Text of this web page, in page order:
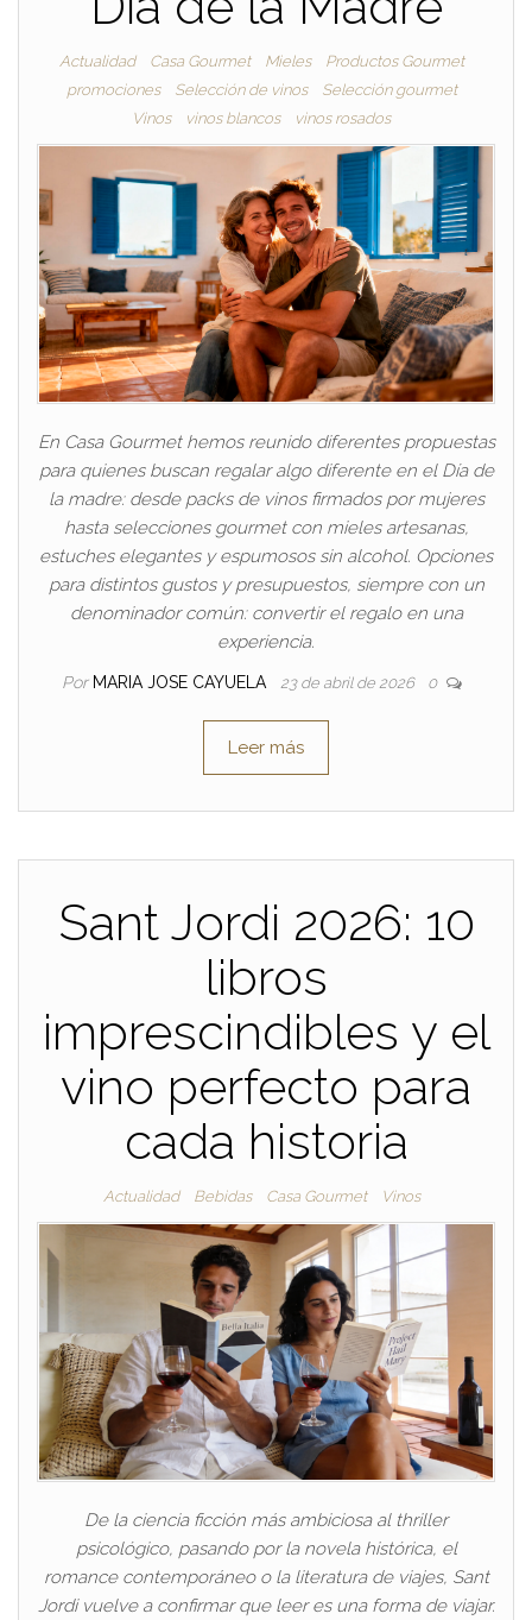
Actualidad Casa Gourmet Mieles
Productos Gourmet
promociones
Selección de vinos
Selección gourmet
Vinos
vinos blancos vinos rosados
En Casa Gourmet hemos reunido diferentes propuestas
para quienes buscan regalar algo diferente en el Día de
la madre: desde packs de vinos firmados por mujeres
hasta selecciones gourmet con mieles artesanas,
estuches elegantes y espumosos sin alcohol. Opciones
para distintos gustos y presupuestos, siempre con un
denominador común: convertir el regalo en una
experiencia.
Por MARIA JOSE CAYUELA 23 de abril de 2026 0
Leer más
Sant Jordi 2026: 10
libros
imprescindibles y el
vino perfecto para
cada historia
Actualidad Bebidas Casa Gourmet Vinos
De la ciencia ficción más ambiciosa al thriller
psicológico, pasando por la novela histórica, el
romance contemporáneo o la literatura de viajes, Sant
Jordi vuelve a confirmar que leer es una forma de viajar.